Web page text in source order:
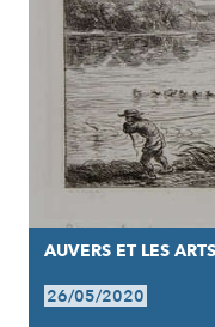
AUVERS ET LES ARTS
26/05/2020